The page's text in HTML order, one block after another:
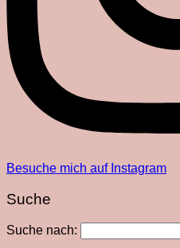
Besuche mich auf Instagram
Suche
Suche nach: